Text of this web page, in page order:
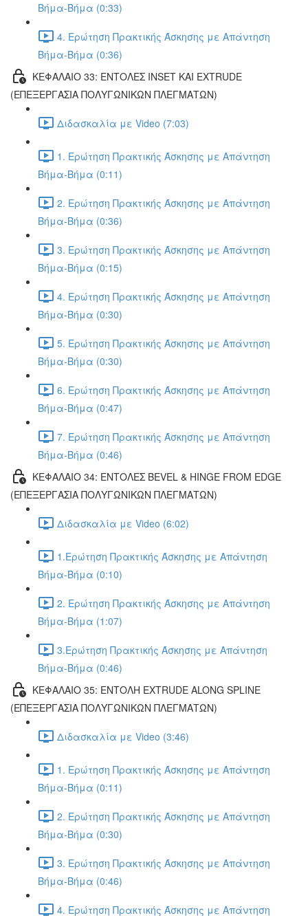
Βήμα-Βήμα (0:33)
4. Ερώτηση Πρακτικής Άσκησης με Απάντηση
Βήμα-Βήμα (0:36)
ΚΕΦΑΛΑΙΟ 33: ΕΝΤΟΛΕΣ INSET ΚΑΙ EXTRUDE
(ΕΠΕΞΕΡΓΑΣΙΑ ΠΟΛΥΓΩΝΙΚΩΝ ΠΛΕΓΜΑΤΩΝ)
Διδασκαλία με Video (7:03)
1. Ερώτηση Πρακτικής Άσκησης με Απάντηση
Βήμα-Βήμα (0:11)
2. Ερώτηση Πρακτικής Άσκησης με Απάντηση
Βήμα-Βήμα (0:36)
3. Ερώτηση Πρακτικής Άσκησης με Απάντηση
Βήμα-Βήμα (0:15)
4. Ερώτηση Πρακτικής Άσκησης με Απάντηση
Βήμα-Βήμα (0:30)
5. Ερώτηση Πρακτικής Άσκησης με Απάντηση
Βήμα-Βήμα (0:30)
6. Ερώτηση Πρακτικής Άσκησης με Απάντηση
Βήμα-Βήμα (0:47)
7. Ερώτηση Πρακτικής Άσκησης με Απάντηση
Βήμα-Βήμα (0:46)
ΚΕΦΑΛΑΙΟ 34: ΕΝΤΟΛΕΣ BEVEL & HINGE FROM EDGE
(ΕΠΕΞΕΡΓΑΣΙΑ ΠΟΛΥΓΩΝΙΚΩΝ ΠΛΕΓΜΑΤΩΝ)
Διδασκαλία με Video (6:02)
1.Ερώτηση Πρακτικής Άσκησης με Απάντηση
Βήμα-Βήμα (0:10)
2. Ερώτηση Πρακτικής Άσκησης με Απάντηση
Βήμα-Βήμα (1:07)
3.Ερώτηση Πρακτικής Άσκησης με Απάντηση
Βήμα-Βήμα (0:46)
ΚΕΦΑΛΑΙΟ 35: ΕΝΤΟΛΗ EXTRUDE ALONG SPLINE
(ΕΠΕΞΕΡΓΑΣΙΑ ΠΟΛΥΓΩΝΙΚΩΝ ΠΛΕΓΜΑΤΩΝ)
Διδασκαλία με Video (3:46)
1. Ερώτηση Πρακτικής Άσκησης με Απάντηση
Βήμα-Βήμα (0:11)
2. Ερώτηση Πρακτικής Άσκησης με Απάντηση
Βήμα-Βήμα (0:30)
3. Ερώτηση Πρακτικής Άσκησης με Απάντηση
Βήμα-Βήμα (0:46)
4. Ερώτηση Πρακτικής Άσκησης με Απάντηση